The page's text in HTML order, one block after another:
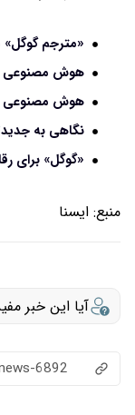
«مترجم
هوش مصنوعی
هوش مصنوعی
نگاهی به
«گوگل» برای
منبع: ايسنا
آیا این خبر
6892